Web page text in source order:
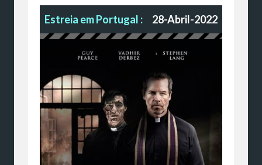
Estreia em Portugal : 28-Abril-2022